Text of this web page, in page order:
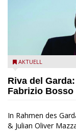
Fabrizio Bosso &
AKTUELL
Riva del
Fabrizio
In Rahmen des
& Julian Oliver